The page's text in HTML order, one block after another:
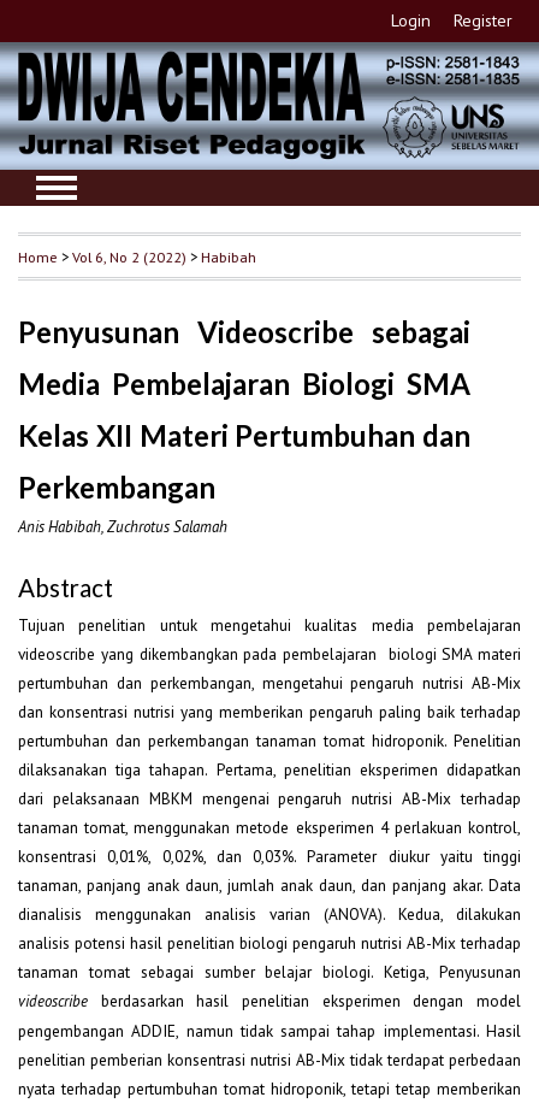
Login Register
Home >Vol 6, No 2 (2022) >Habibah
Penyusunan Videoscribe sebagai
Media Pembelajaran Biologi SMA
Kelas XII Materi Pertumbuhan dan
Perkembangan
Anis Habibah, Zuchrotus Salamah
Abstract
Tujuan penelitian untuk mengetahui kualitas media pembelajaran
videoscribe yang dikembangkan pada pembelajaran biologi SMA materi
pertumbuhan dan perkembangan, mengetahui pengaruh nutrisi AB-Mix
dan konsentrasi nutrisi yang memberikan pengaruh paling baik terhadap
pertumbuhan dan perkembangan tanaman tomat hidroponik. Penelitian
dilaksanakan tiga tahapan. Pertama, penelitian eksperimen didapatkan
dari pelaksanaan MBKM mengenai pengaruh nutrisi AB-Mix terhadap
tanaman tomat, menggunakan metode eksperimen 4 perlakuan kontrol,
konsentrasi 0,01%, 0,02%, dan 0,03%. Parameter diukur yaitu tinggi
tanaman, panjang anak daun, jumlah anak daun, dan panjang akar. Data
dianalisis menggunakan analisis varian (ANOVA). Kedua, dilakukan
analisis potensi hasil penelitian biologi pengaruh nutrisi AB-Mix terhadap
tanaman tomat sebagai sumber belajar biologi. Ketiga, Penyusunan
videoscribe berdasarkan hasil penelitian eksperimen dengan model
pengembangan ADDIE, namun tidak sampai tahap implementasi. Hasil
penelitian pemberian konsentrasi nutrisi AB-Mix tidak terdapat perbedaan
nyata terhadap pertumbuhan tomat hidroponik, tetapi tetap memberikan